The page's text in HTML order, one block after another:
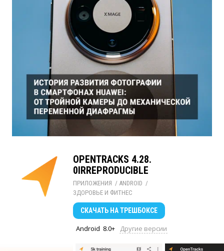
OPENTRACKS 4.​28.​
0IRREPRODUCIBLE
ПРИЛОЖЕНИЯ / ANDROID /
ЗДОРОВЬЕ И ФИТНЕС
СКАЧАТЬ НА ТРЕШБОКСЕ
Android 8.0+ Другие версии